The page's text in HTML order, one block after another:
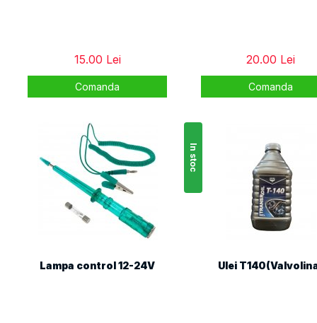
15.00 Lei
Comanda
20.00 Lei
Comanda
Lampa control 12-24V
In stoc
Ulei